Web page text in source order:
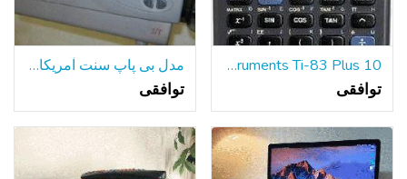
Texas Instruments Ti-83 Plus 10 رقمی نموداری ماشین حساب ، سیاه و سفید
توافقی
مدل بی پاپ سنت آمریکای شمالی 1012885 با رطوبت بخاری REMSRAR
توافقی